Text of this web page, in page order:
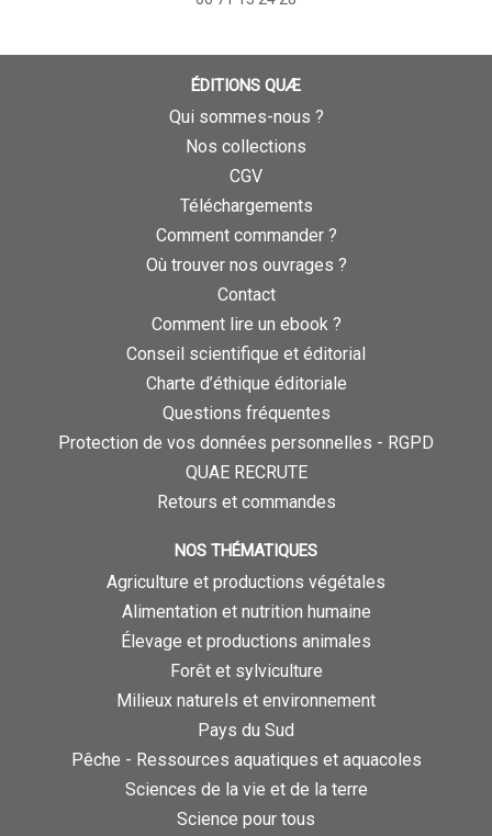
ÉDITIONS QUÆ
Qui sommes-nous ?
Nos collections
CGV
Téléchargements
Comment commander ?
Où trouver nos ouvrages ?
Contact
Comment lire un ebook ?
Conseil scientifique et éditorial
Charte d’éthique éditoriale
Questions fréquentes
Protection de vos données personnelles - RGPD
QUAE RECRUTE
Retours et commandes
NOS THÉMATIQUES
Agriculture et productions végétales
Alimentation et nutrition humaine
Élevage et productions animales
Forêt et sylviculture
Milieux naturels et environnement
Pays du Sud
Pêche - Ressources aquatiques et aquacoles
Sciences de la vie et de la terre
Science pour tous